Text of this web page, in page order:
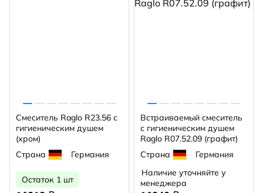
Смеситель Raglo R23.56 с
гигиеническим душем
(хром)
Страна
Германия
Остаток 1 шт
Встраиваемый смеситель
с гигиеническим душем
Raglo R07.52.09 (графит)
Страна
Германия
Наличие уточняйте у
менеджера